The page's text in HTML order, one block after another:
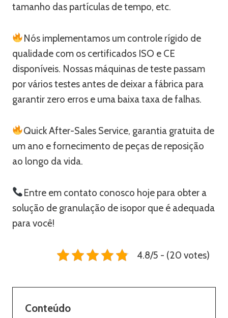
tamanho das partículas de tempo, etc.
Nós implementamos um controle rígido de
qualidade com os certificados ISO e CE
disponíveis. Nossas máquinas de teste passam
por vários testes antes de deixar a fábrica para
garantir zero erros e uma baixa taxa de falhas.
Quick After-Sales Service, garantia gratuita de
um ano e fornecimento de peças de reposição
ao longo da vida.
Entre em contato conosco hoje para obter a
solução de granulação de isopor que é adequada
para você!
4.8/5 - (20 votes)
Conteúdo